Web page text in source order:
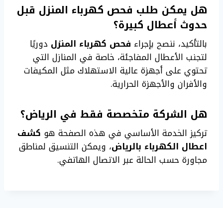
هل يمكن طلب فحص كهرباء المنزل قبل
حدوث أعطال كبيرة؟
بالتأكيد، ننصح بإجراء فحص كهرباء المنزل دوريًا
لتجنب الأعطال المفاجئة، خاصة في المنازل التي
تحتوي على أجهزة عالية الاستهلاك مثل المكيفات
والأفران والأجهزة الحرارية.
هل الشركة متخصصة فقط في الرياض؟
تركيز الخدمة الأساسي في هذه الصفحة هو كشف
اعطال الكهرباء بالرياض، ويمكن التنسيق لمناطق
مجاورة حسب الحالة عبر الاتصال الهاتفي.